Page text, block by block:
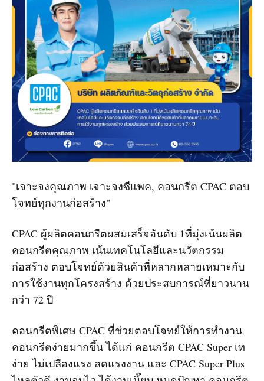
"เจาะจงคุณภาพ เจาะจงซีแพค, คอนกรีต CPAC ตอบ
โจทย์ทุกงานก่อสร้าง"
CPAC ผู้ผลิตคอนกรีตผสมเสร็จอันดับ 1ที่มุ่งเน้นผลิต
คอนกรีตคุณภาพ เน้นเทคโนโลยีและนวัตกรรม
ก่อสร้าง ตอบโจทย์ด้วยสินค้าที่หลากหลายเหมาะกับ
การใช้งานทุกโครงสร้าง ด้วยประสบการณ์ที่ยาวนาน
กว่า 72 ปี
คอนกรีตพิเศษ CPAC ที่ช่วยตอบโจทย์ให้การทำงาน
คอนกรีตง่ายมากขึ้น ได้แก่ คอนกรีต CPAC Super เท
ง่าย ไม่เปลืองแรง ลดแรงงาน และ CPAC Super Plus